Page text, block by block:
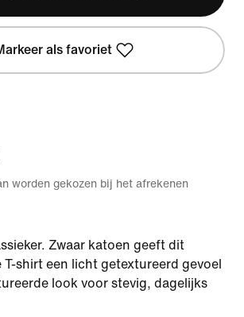
als favoriet
worden gekozen bij het afrekenen
Zwaar katoen geeft dit
T-shirt een licht getextureerd gevoel
look voor stevig, dagelijks